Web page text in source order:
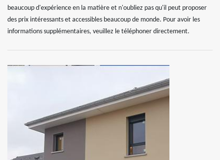
beaucoup d'expérience en la matière et n'oubliez pas qu'il peut proposer
des prix intéressants et accessibles beaucoup de monde. Pour avoir les
informations supplémentaires, veuillez le téléphoner directement.